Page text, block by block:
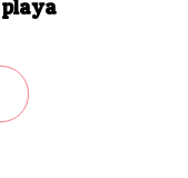
playa